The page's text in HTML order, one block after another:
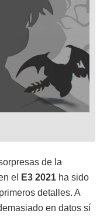
de la
el E3 2021 ha sido
detalles. A
en datos sí